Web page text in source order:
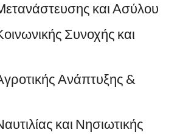
και Ασύλου
Συνοχής και
Ανάπτυξης &
και Νησιωτικής